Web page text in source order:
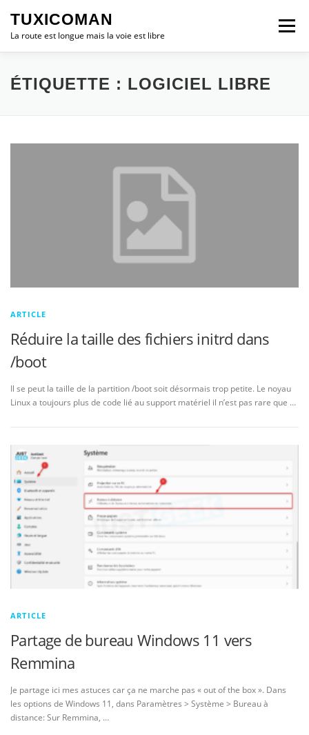
contenu
TUXICOMAN
La route est longue mais la voie est libre
Menu
LOGICIEL LIBRE SÉCURITÉ POLITIQUE
ÉTIQUETTE : LOGICIEL LIBRE
ARTICLE
Réduire la taille des fichiers initrd dans
/boot
Il se peut la taille de la partition /boot soit désormais trop petite. Le noyau
Linux a toujours plus de code lié au support matériel il n’est pas rare que …
ARTICLE
Partage de bureau Windows 11 vers
Remmina
Je partage ici mes astuces car ça ne marche pas « out of the box ». Dans
les options de Windows 11, dans Paramètres > Système > Bureau à
distance: Sur Remmina, …